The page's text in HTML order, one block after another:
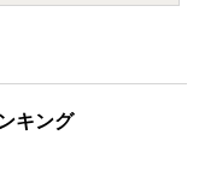
キング